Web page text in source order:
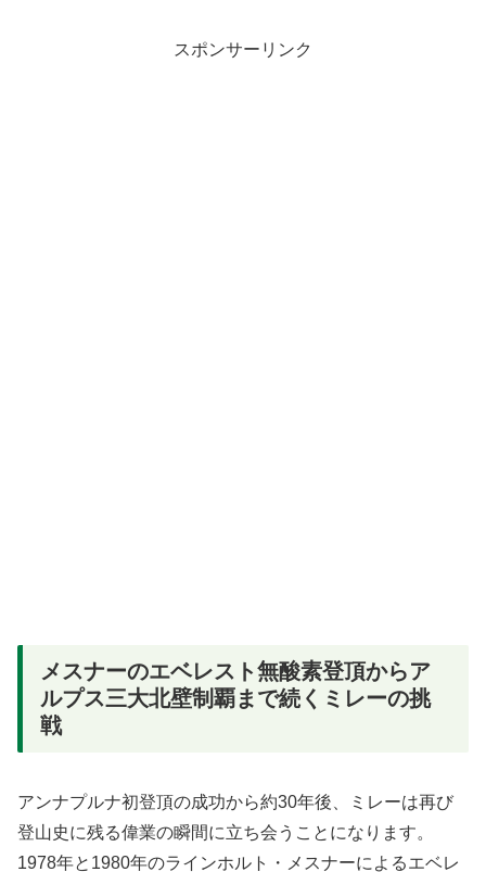
スポンサーリンク
メスナーのエベレスト無酸素登頂からア
ルプス三大北壁制覇まで続くミレーの挑
戦
アンナプルナ初登頂の成功から約30年後、ミレーは再び
登山史に残る偉業の瞬間に立ち会うことになります。
1978年と1980年のラインホルト・メスナーによるエベレ